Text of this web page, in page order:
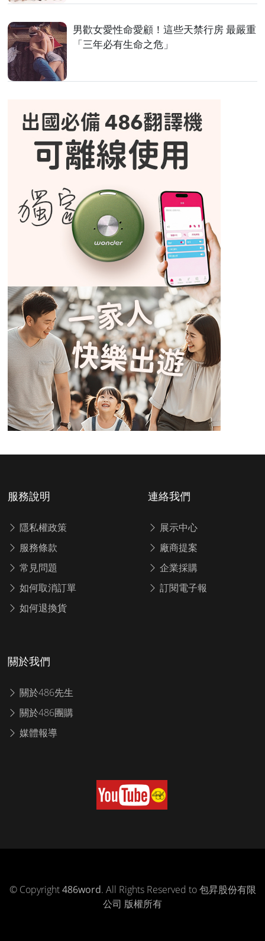
男歡女愛性命愛顧！這些天禁行房 最嚴重
「三年必有生命之危」
服務說明
隱私權政策
服務條款
常見問題
如何取消訂單
如何退換貨
連絡我們
展示中心
廠商提案
企業採購
訂閱電子報
關於我們
關於486先生
關於486團購
媒體報導
© Copyright486word. All Rights Reserved to 包昇股份有限
公司 版權所有